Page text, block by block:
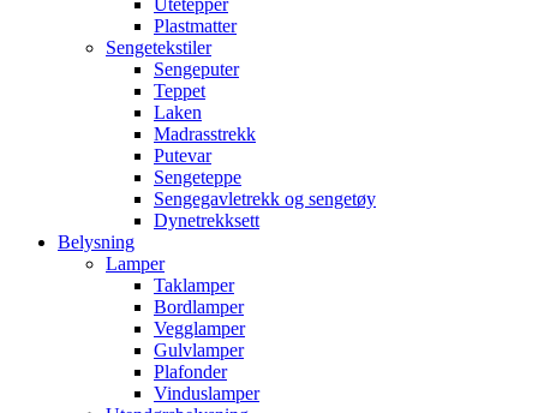
Utetepper
Plastmatter
Sengetekstiler
Sengeputer
Teppet
Laken
Madrasstrekk
Putevar
Sengeteppe
Sengegavletrekk og sengetøy
Dynetrekksett
Belysning
Lamper
Taklamper
Bordlamper
Vegglamper
Gulvlamper
Plafonder
Vinduslamper